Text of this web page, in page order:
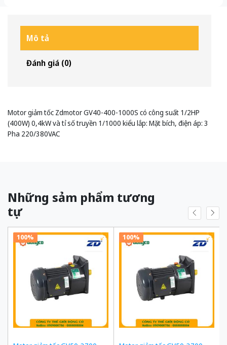
Mô tả
Đánh giá (0)
Motor giảm tốc Zdmotor GV40-400-1000S có công suất 1/2HP
(400W) 0,4kW và tỉ số truyền 1/1000 kiểu lắp: Mặt bích, điện áp: 3
Pha 220/380VAC
Những sảm phẩm tương
tự
100% 100%